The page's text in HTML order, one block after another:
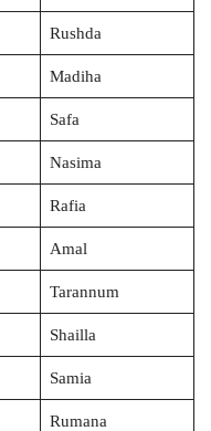
Rushda
Madiha
Safa
Nasima
Rafia
Amal
Tarannum
Shailla
Samia
Rumana